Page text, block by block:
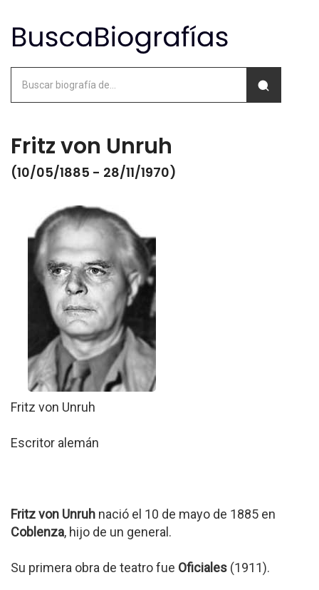
Fritz von Unruh
(10/05/1885 - 28/11/1970)
Fritz von Unruh
Escritor alemán
Fritz von Unruh nació el 10 de mayo de 1885 en
Coblenza, hijo de un general.
Su primera obra de teatro fue Oficiales (1911).